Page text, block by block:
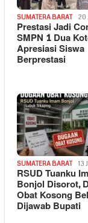
SUMATERA BARAT 20
Prestasi Jadi
SMPN 1 Dua
Apresiasi Siswa
Berprestasi
SUMATERA BARAT 13
RSUD Tuanku
Bonjol Disorot,
Obat Kosong
Dijawab Bupati